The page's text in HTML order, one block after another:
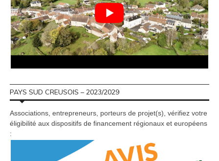
PAYS SUD CREUSOIS – 2023/2029
Associations, entrepreneurs, porteurs de projet(s), vérifiez votre
éligibilité aux dispositifs de financement régionaux et européens
: